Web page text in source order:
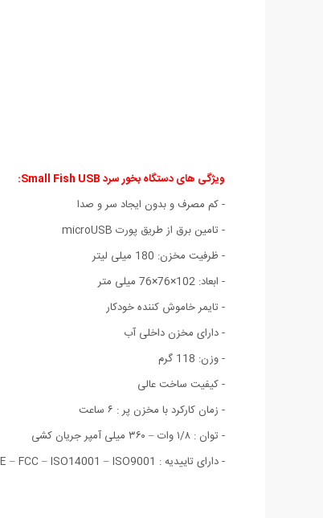
ویژگی های دستگاه بخور سرد Small Fish USB:
- کم مصرف و بدون ایجاد سر و صدا
- تامین برق از طریق پورت microUSB
- ظرفیت مخزن: 180 میلی لیتر
- ابعاد: 102×76×76 میلی متر
- تایمر خاموش کننده خودکار
- دارای مخزن داخلی آب
- وزن: 118 گرم
- کیفیت ساخت عالی
- زمان کارکرد با مخزن پر : ۶ ساعت
- توان : ۱/۸ وات – ۳۶۰ میلی آمپر جریان کشی
- دارای تاییدیه : CE – FCC – ISO14001 – ISO9001